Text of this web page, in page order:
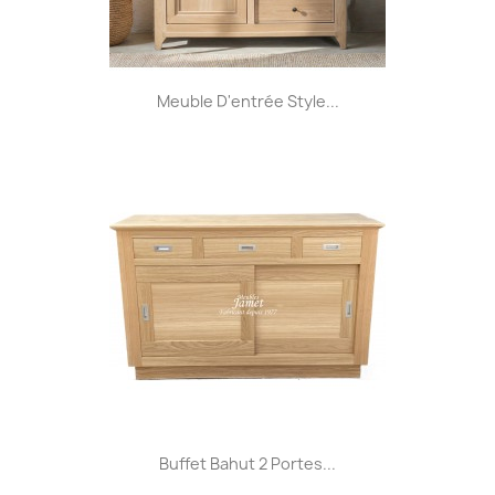
Meuble D'entrée Style...
Buffet Bahut 2 Portes...